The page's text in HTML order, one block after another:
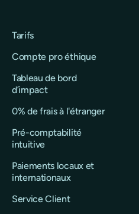
Tarifs
Compte pro éthique
Tableau de bord
d’impact
0% de frais à l'étranger
Pré-comptabilité
intuitive
Paiements locaux et
internationaux
Service Client